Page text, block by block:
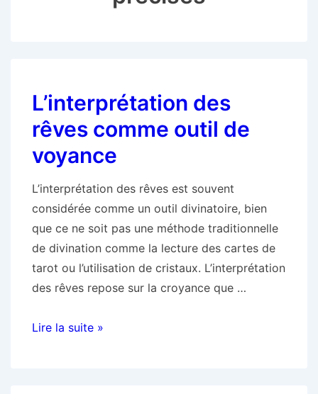
L’interprétation des
rêves comme outil de
voyance
L’interprétation des rêves est souvent
considérée comme un outil divinatoire, bien
que ce ne soit pas une méthode traditionnelle
de divination comme la lecture des cartes de
tarot ou l’utilisation de cristaux. L’interprétation
des rêves repose sur la croyance que …
L’interprétation
Lire la suite »